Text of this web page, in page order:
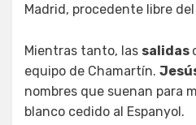
Madrid, procedente libre del
Mientras tanto, las salidas
equipo de Chamartín.
nombres que suenan para
blanco cedido al Espanyol.